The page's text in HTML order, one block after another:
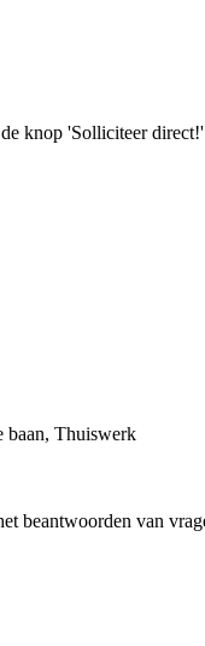
knop 'Solliciteer
baan, Thuiswerk
van